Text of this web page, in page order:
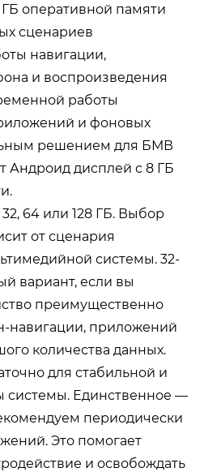
оперативной памяти
сценариев
навигации,
и воспроизведения
работы
и фоновых
решением для БМВ
Андроид дисплей с 8 ГБ
64 или 128 ГБ. Выбор
от сценария
системы. 32-
вариант, если вы
преимущественно
навигации, приложений
количества данных.
для стабильной и
системы. Единственное —
периодически
Это помогает
и освобождать